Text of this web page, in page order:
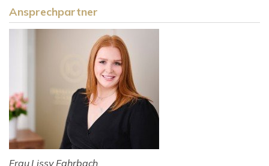
Ansprechpartner
Frau Lissy Fahrbach